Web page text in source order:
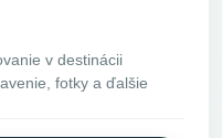
v destinácii
fotky a ďalšie